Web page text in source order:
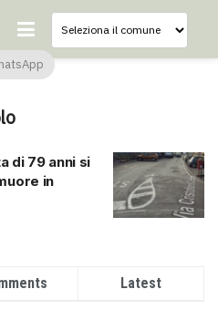
di 79 anni si
in
Latest